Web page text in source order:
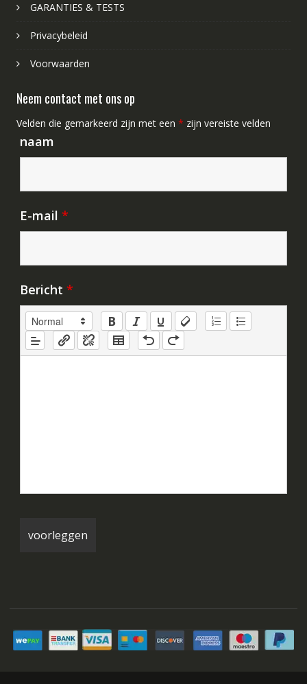
GARANTIES & TESTS
Privacybeleid
Voorwaarden
Neem contact met ons op
Velden die gemarkeerd zijn met een * zijn vereiste velden
naam
E-mail *
Bericht *